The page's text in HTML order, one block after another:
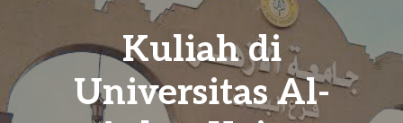
Kuliah di
Universitas Al-